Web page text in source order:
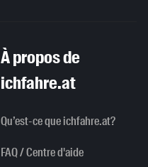
À propos de
ichfahre.at
Qu’est-ce que ichfahre.at?
FAQ / Centre d'aide